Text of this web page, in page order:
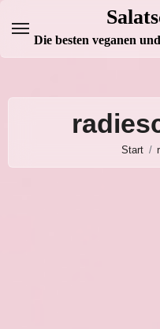
Inhalt
springen
Die besten veganen
Start